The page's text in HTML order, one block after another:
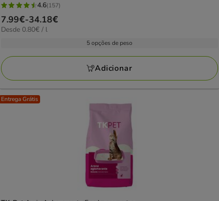
4.6
estrelas
com
avaliações
4.6(157)
Preço
de
34.18€
7.99€-34.18€
0.80€
Desde 0.80€ / l
5 opções de peso
Adicionar
Entrega Grátis